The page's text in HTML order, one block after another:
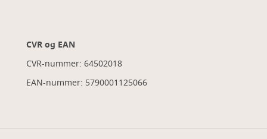
CVR og EAN
CVR-nummer: 64502018
EAN-nummer: 5790001125066